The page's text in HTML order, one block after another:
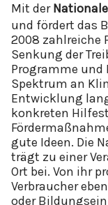
Mit der
und fördert das
2008 zahlreiche
Senkung der
Programme und
Spektrum an
Entwicklung
konkreten
gute Ideen. Die
trägt zu einer
Ort bei. Von ihr
Verbraucher
oder